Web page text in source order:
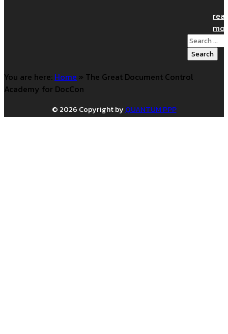
Search
for:
You are here: Home » The Great Document Control
Academy for DocCon
© 2026 Copyright by QUANTUM PPP